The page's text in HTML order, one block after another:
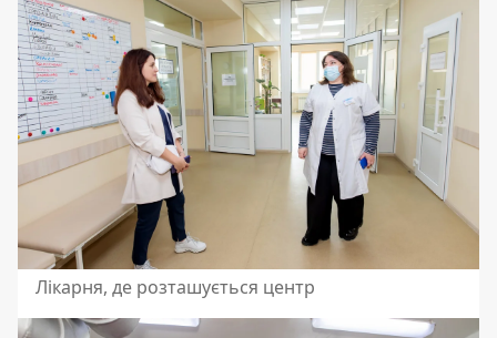
Лікарня, де розташується центр